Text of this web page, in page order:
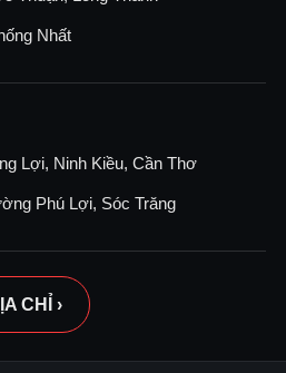
Nhất
Lợi, Ninh Kiều, Cần Thơ
Phú Lợi, Sóc Trăng
CHỈ ›